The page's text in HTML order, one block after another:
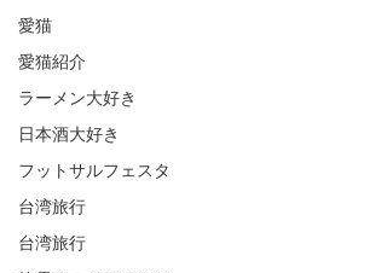
愛猫
愛猫紹介
ラーメン大好き
日本酒大好き
フットサルフェスタ
台湾旅行
台湾旅行